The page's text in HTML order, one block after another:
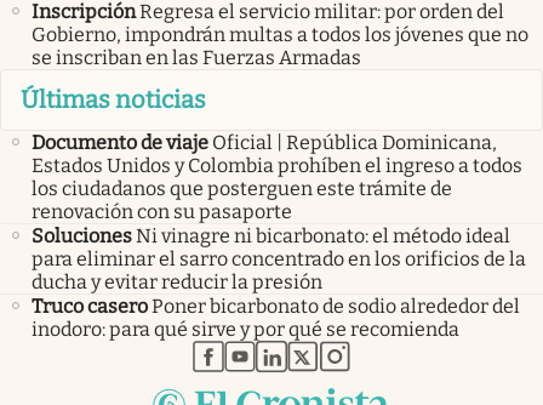
InscripciónRegresa el servicio militar: por orden del
Gobierno, impondrán multas a todos los jóvenes que no
se inscriban en las Fuerzas Armadas
Últimas noticias
Documento de viaje Oficial | República Dominicana,
Estados Unidos y Colombia prohíben el ingreso a todos
los ciudadanos que posterguen este trámite de
renovación con su pasaporte
SolucionesNi vinagre ni bicarbonato: el método ideal
para eliminar el sarro concentrado en los orificios de la
ducha y evitar reducir la presión
Truco caseroPoner bicarbonato de sodio alrededor del
inodoro: para qué sirve y por qué se recomienda
abre en nueva pestaña
abre en nueva pestaña
abre en nueva pestaña
abre en nueva pestaña
abre en nueva pestaña